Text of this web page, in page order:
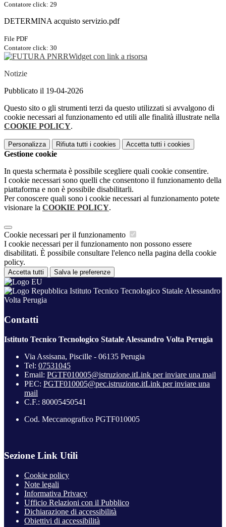
Contatore click: 29
DETERMINA acquisto servizio.pdf
File PDF
Contatore click: 30
Widget con link a risorsa
Notizie
Pubblicato il 19-04-2026
Questo sito o gli strumenti terzi da questo utilizzati si avvalgono di
cookie necessari al funzionamento ed utili alle finalità illustrate nella
COOKIE POLICY.
Personalizza Rifiuta tutti i cookies Accetta tutti i cookies
Gestione cookie
In questa schermata è possibile scegliere quali cookie consentire.
I cookie necessari sono quelli che consentono il funzionamento della
piattaforma e non è possibile disabilitarli.
Per conoscere quali sono i cookie necessari al funzionamento potete
visionare la COOKIE POLICY.
Cookie necessari per il funzionamento
I cookie necessari per il funzionamento non possono essere
disabilitati. È possibile consultare l'elenco nella pagina della cookie
policy.
Accetta tutti Salva le preferenze
Istituto Tecnico Tecnologico Statale Alessandro
Volta Perugia
Contatti
Istituto Tecnico Tecnologico Statale Alessandro Volta Perugia
Via Assisana, Piscille - 06135 Perugia
Tel: 07531045
Email: PGTF010005@istruzione.itLink per inviare una mail
PEC: PGTF010005@pec.istruzione.itLink per inviare una
mail
C.F.: 80005450541
Cod. Meccanografico PGTF010005
Sezione Link Utili
Cookie policy
Note legali
Informativa Privacy
Ufficio Relazioni con il Pubblico
Dichiarazione di accessibilità
Obiettivi di accessibilità